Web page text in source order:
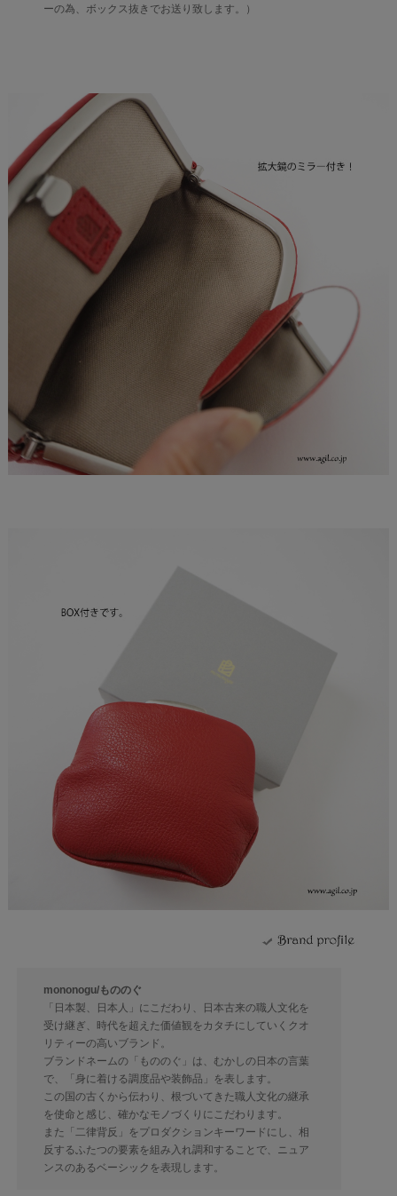
ーの為、ボックス抜きでお送り致します。）
mononogu/もののぐ
「日本製、日本人」にこだわり、日本古来の職人文化を
受け継ぎ、時代を超えた価値観をカタチにしていくクオ
リティーの高いブランド。
ブランドネームの「もののぐ」は、むかしの日本の言葉
で、「身に着ける調度品や装飾品」を表します。
この国の古くから伝わり、根づいてきた職人文化の継承
を使命と感じ、確かなモノづくりにこだわります。
また「二律背反」をプロダクションキーワードにし、相
反するふたつの要素を組み入れ調和することで、ニュア
ンスのあるベーシックを表現します。